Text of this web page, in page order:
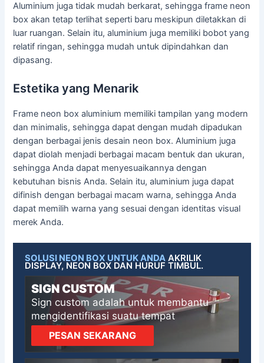
Aluminium juga tidak mudah berkarat, sehingga frame neon
box akan tetap terlihat seperti baru meskipun diletakkan di
luar ruangan. Selain itu, aluminium juga memiliki bobot yang
relatif ringan, sehingga mudah untuk dipindahkan dan
dipasang.
Estetika yang Menarik
Frame neon box aluminium memiliki tampilan yang modern
dan minimalis, sehingga dapat dengan mudah dipadukan
dengan berbagai jenis desain neon box. Aluminium juga
dapat diolah menjadi berbagai macam bentuk dan ukuran,
sehingga Anda dapat menyesuaikannya dengan
kebutuhan bisnis Anda. Selain itu, aluminium juga dapat
difinish dengan berbagai macam warna, sehingga Anda
dapat memilih warna yang sesuai dengan identitas visual
merek Anda.
SOLUSI NEON BOX UNTUK ANDA AKRILIK
DISPLAY, NEON BOX DAN HURUF TIMBUL.
SIGN CUSTOM
Sign custom adalah untuk membantu
mengidentifikasi suatu tempat
PESAN SEKARANG